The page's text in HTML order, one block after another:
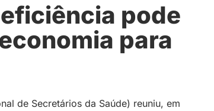
pode
para
de Secretários da Saúde) reuniu, em